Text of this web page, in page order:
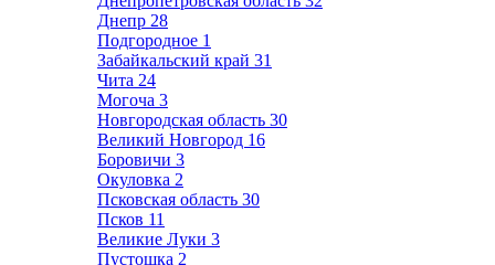
Днепр 28
Подгородное 1
Забайкальский край 31
Чита 24
Могоча 3
Новгородская область 30
Великий Новгород 16
Боровичи 3
Окуловка 2
Псковская область 30
Псков 11
Великие Луки 3
Пустошка 2